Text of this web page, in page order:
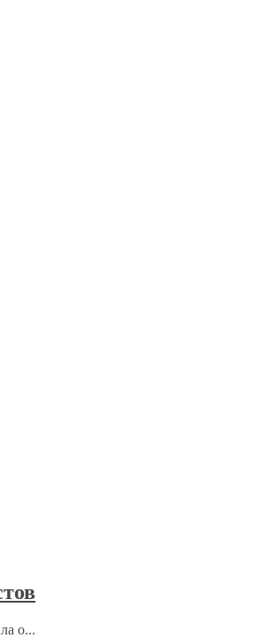
о...